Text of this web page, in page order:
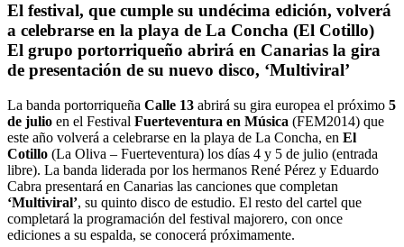
El festival, que cumple su undécima edición, volverá
a celebrarse en la playa de La Concha (El Cotillo)
El grupo portorriqueño abrirá en Canarias la gira
de presentación de su nuevo disco, ‘Multiviral’
La banda portorriqueña Calle 13 abrirá su gira europea el próximo 5
de julio en el Festival Fuerteventura en Música (FEM2014) que
este año volverá a celebrarse en la playa de La Concha, en El
Cotillo (La Oliva – Fuerteventura) los días 4 y 5 de julio (entrada
libre). La banda liderada por los hermanos René Pérez y Eduardo
Cabra presentará en Canarias las canciones que completan
‘Multiviral’, su quinto disco de estudio. El resto del cartel que
completará la programación del festival majorero, con once
ediciones a su espalda, se conocerá próximamente.